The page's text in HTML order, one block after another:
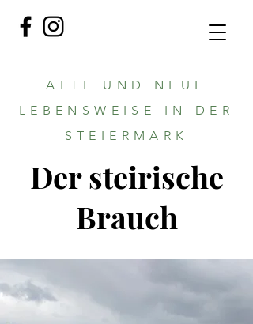
ALTE UND NEUE
LEBENSWEISE IN DER
STEIERMARK
Der steirische
Brauch